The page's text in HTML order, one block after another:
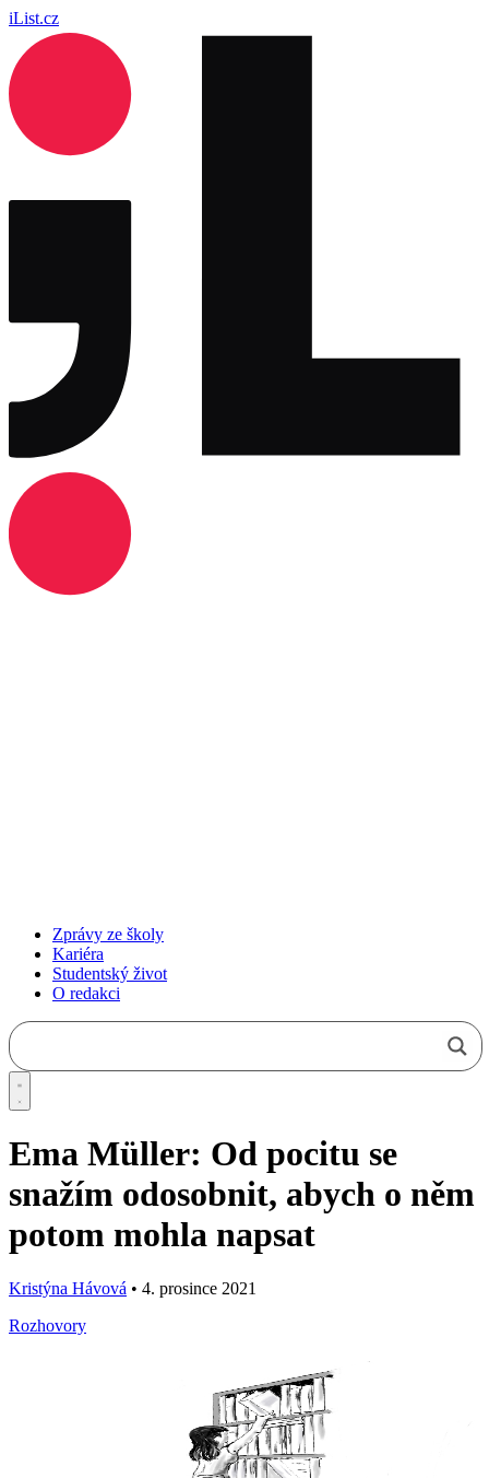
iList.cz
Zprávy ze školy
Kariéra
Studentský život
O redakci
Ema Müller: Od pocitu se
snažím odosobnit, abych o něm
potom mohla napsat
Kristýna Hávová • 4. prosince 2021
Rozhovory